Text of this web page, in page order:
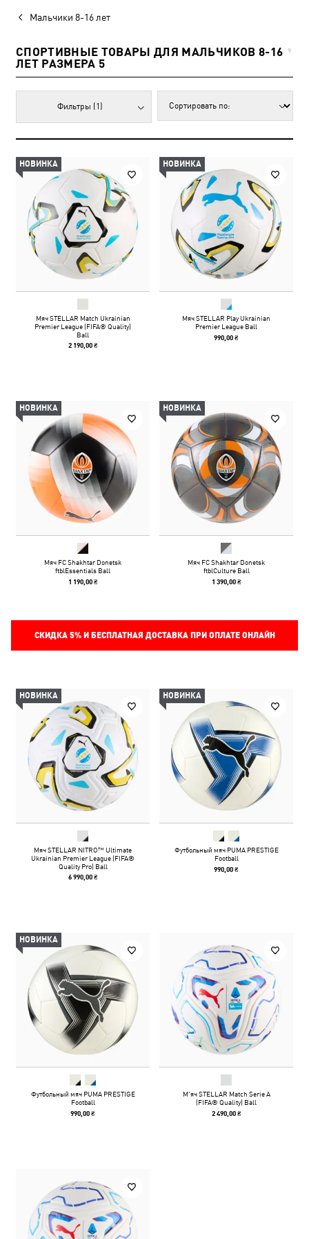
Мальчики 8-16 лет
СПОРТИВНЫЕ ТОВАРЫ ДЛЯ МАЛЬЧИКОВ 8-16
ЛЕТ РАЗМЕРА 5
9
Фильтры (1)
НОВИНКА
Мяч STELLAR Match Ukrainian
Premier League (FIFA® Quality)
Ball
2 190,00 ₴
НОВИНКА
Мяч STELLAR Play Ukrainian
Premier League Ball
990,00 ₴
НОВИНКА
Мяч FC Shakhtar Donetsk
ftblEssentials Ball
1 190,00 ₴
НОВИНКА
Мяч FC Shakhtar Donetsk
ftblCulture Ball
1 390,00 ₴
СКИДКА 5%И БЕСПЛАТНАЯ ДОСТАВКА ПРИ ОПЛАТЕ ОНЛАЙН
НОВИНКА
Мяч STELLAR NITRO™ Ultimate
Ukrainian Premier League (FIFA®
Quality Pro) Ball
6 990,00 ₴
НОВИНКА
Футбольный мяч PUMA PRESTIGE
Football
990,00 ₴
НОВИНКА
Футбольный мяч PUMA PRESTIGE
Football
990,00 ₴
М'яч STELLAR Match Serie A
(FIFA® Quality) Ball
2 490,00 ₴